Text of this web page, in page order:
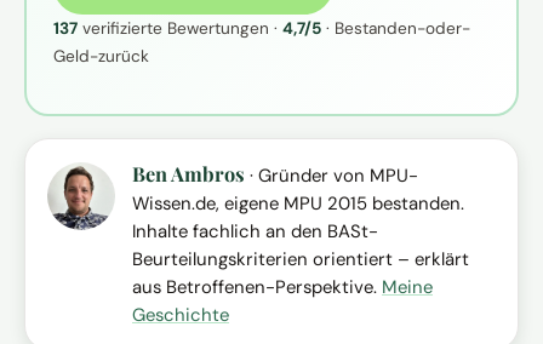
137verifizierte Bewertungen · 4,7/5· Bestanden-oder-
Geld-zurück
Ben Ambros · Gründer von MPU-
Wissen.de, eigene MPU 2015 bestanden.
Inhalte fachlich an den BASt-
Beurteilungskriterien orientiert – erklärt
aus Betroffenen-Perspektive. Meine
Geschichte